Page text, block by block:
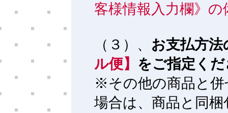
客様情報入力欄》
（３）、 お支払方
ル便】 をご指定く
※その他の商品と
場合は、商品と同